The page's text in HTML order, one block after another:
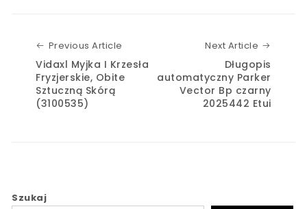
Previous Article
Vidaxl Myjka I Krzesła
Fryzjerskie, Obite
Sztuczną Skórą
(3100535)
Next Article
Długopis
automatyczny Parker
Vector Bp czarny
2025442 Etui
Szukaj